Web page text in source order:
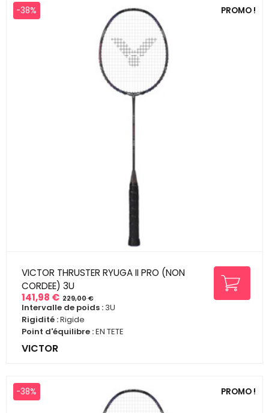
VICTOR THRUSTER RYUGA II PRO (NON
CORDEE) 3U
Prix
141,98 €
Prix
de
base
229,00 €
Intervalle de poids : 3U
Rigidité :Rigide
Point d'équilibre :EN TETE
VICTOR
-38% PROMO !
-38% PROMO !